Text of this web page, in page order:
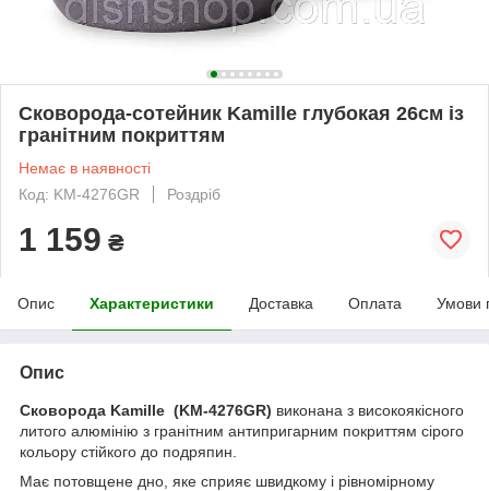
Сковорода-сотейник Kamille глубокая 26см із
гранітним покриттям
Немає в наявності
Код: KM-4276GR
Роздріб
1 159 ₴
Опис Характеристики Доставка Оплата Умови
Опис
Сковорода Kamille (KM-4276GR) виконана з високоякісного
литого алюмінію з гранітним антипригарним покриттям сірого
кольору стійкого до подряпин.
Має потовщене дно, яке сприяє швидкому і рівномірному